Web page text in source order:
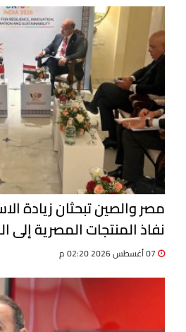
مصر والصين تبحثان زيادة
نفاذ المنتجات المصرية إلى